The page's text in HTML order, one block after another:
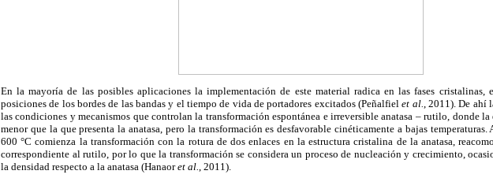
En la mayoría de las posibles aplicaciones la implementación de este material radica en las fases cristalinas,
posiciones de los bordes de las bandas y el tiempo de vida de portadores excitados (Peñalfielet al., 2011). De ahí
las condiciones y mecanismos que controlan la transformación espontánea e irreversible anatasa – rutilo, donde
menor que la que presenta la anatasa, pero la transformación es desfavorable cinéticamente a bajas temperaturas.
600 °C comienza la transformación con la rotura de dos enlaces en la estructura cristalina de la anatasa,
correspondiente al rutilo, por lo que la transformación se considera un proceso de nucleación y crecimiento,
la densidad respecto a la anatasa (Hanaoret al., 2011).